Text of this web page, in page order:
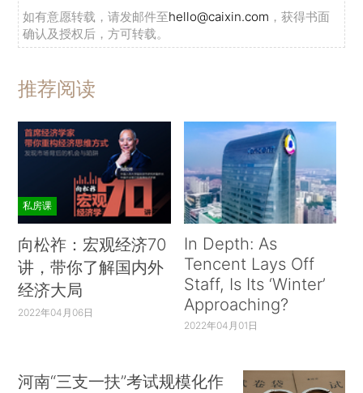
如有意愿转载，请发邮件至hello@caixin.com ，获得书面
确认及授权后，方可转载。
推荐阅读
私房课
向松祚：宏观经济70
讲，带你了解国内外
经济大局
2022年04月06日
In Depth: As
Tencent Lays Off
Staff, Is Its ‘Winter’
Approaching?
2022年04月01日
河南“三支一扶”考试规模化作